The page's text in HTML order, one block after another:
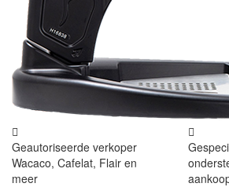
Geautoriseerde verkoper
Wacaco, Cafelat, Flair en
meer